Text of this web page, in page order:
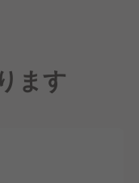
や新しいエリアで
しています。
大歓迎です。
ます